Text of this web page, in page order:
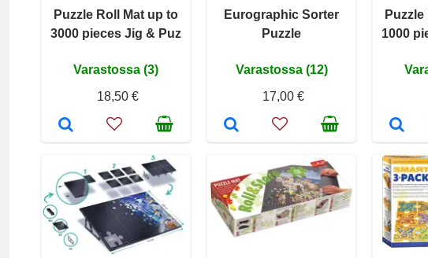
Puzzle Roll Mat up to
3000 pieces Jig & Puz
Varastossa (3)
18,50 €
Eurographic Sorter
Puzzle
Varastossa (12)
17,00 €
1000